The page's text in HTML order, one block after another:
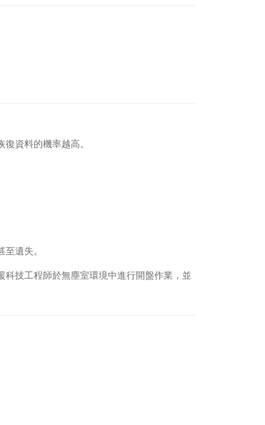
資料的機率越高。
遺失。
技工程師於無塵室環境中進行開盤作業，並